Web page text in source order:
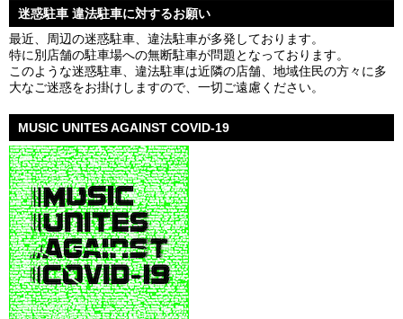
迷惑駐車 違法駐車に対するお願い
最近、周辺の迷惑駐車、違法駐車が多発しております。
特に別店舗の駐車場への無断駐車が問題となっております。
このような迷惑駐車、違法駐車は近隣の店舗、地域住民の方々に多
大なご迷惑をお掛けしますので、一切ご遠慮ください。
MUSIC UNITES AGAINST COVID-19